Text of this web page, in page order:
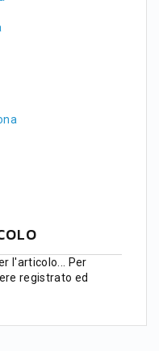
l'articolo...
Per
registrato ed